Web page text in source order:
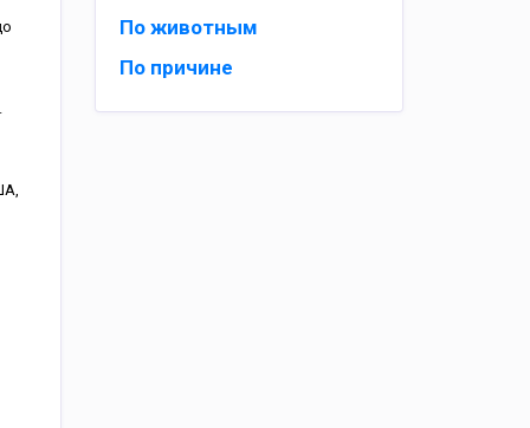
По животным
По причине